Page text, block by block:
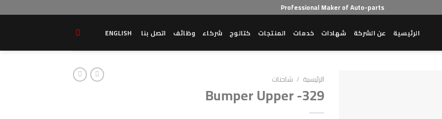
Professional Maker of Auto-parts
الرئيسية عن الشركة شهادات خدمات المنتجات كتالوج شركاء وظائف اتصل بنا ENGLISH
الرئيسية / شاحنات
Bumper Upper -329